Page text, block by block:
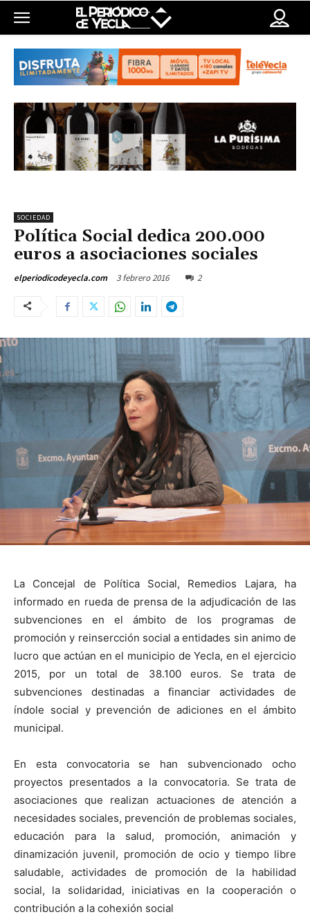
SOCIEDAD
Política Social dedica 200.000
euros a asociaciones sociales
elperiodicodeyecla.com 3 febrero 2016 2
La Concejal de Política Social, Remedios Lajara, ha
informado en rueda de prensa de la adjudicación de las
subvenciones en el ámbito de los programas de
promoción y reinsercción social a entidades sin animo de
lucro que actúan en el municipio de Yecla, en el ejercicio
2015, por un total de 38.100 euros. Se trata de
subvenciones destinadas a financiar actividades de
índole social y prevención de adiciones en el ámbito
municipal.
En esta convocatoria se han subvencionado ocho
proyectos presentados a la convocatoria. Se trata de
asociaciones que realizan actuaciones de atención a
necesidades sociales, prevención de problemas sociales,
educación para la salud, promoción, animación y
dinamización juvenil, promoción de ocio y tiempo libre
saludable, actividades de promoción de la habilidad
social, la solidaridad, iniciativas en la cooperación o
contribución a la cohexión social